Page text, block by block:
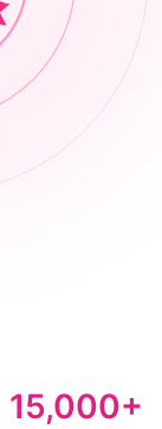
15,000+